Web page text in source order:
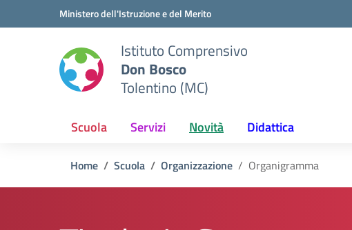
Vai ai contenuti
Vai al menu di navigazioneMinistero dell'Istruzione e del Merito
Istituto Comprensivo
Don Bosco
Tolentino (MC)
Scuola Servizi Novità Didattica
Home Scuola Organizzazione Organigramma